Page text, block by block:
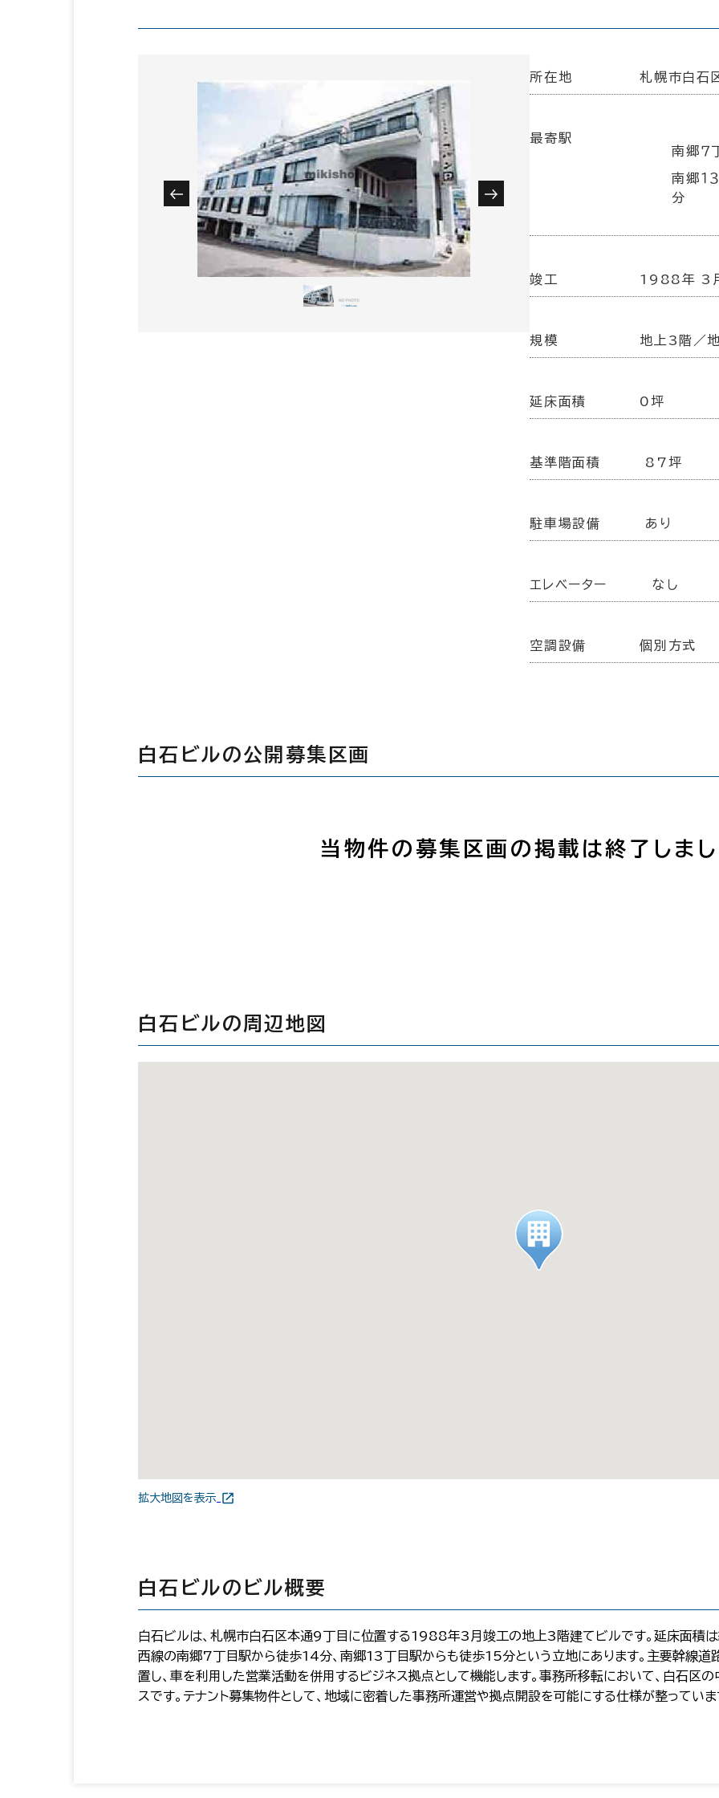
所在地 札幌市白石
最寄駅
南郷
南郷１
分
竣工 1988年 3
規模 地上3階／
延床面積 0坪
基準階面積 87坪
駐車場設備 あり
エレベーター なし
空調設備 個別方式
白石ビルの公開募集区画
当物件の募集区画の掲載は終了しまし
白石ビルの周辺地図
拡大地図を表示
白石ビルのビル概要
白石ビルは、札幌市白石区本通9丁目に位置する1988年3月竣工の地上3階建てビルです。延床面積
西線の南郷7丁目駅から徒歩14分、南郷13丁目駅からも徒歩15分という立地にあります。主要幹線道
置し、車を利用した営業活動を併用するビジネス拠点として機能します。事務所移転において、白石区
スです。テナント募集物件として、地域に密着した事務所運営や拠点開設を可能にする仕様が整っていま